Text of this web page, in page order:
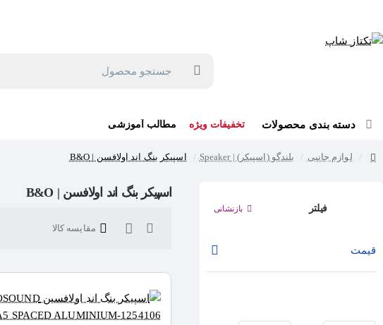
دسته بندی محصولات تخفیفات ویژه مطالب آموزشی
لوازم جانبی بلندگو (اسپیکر) | Speaker اسپیکر بنگ اند اولافسن | B&O
فیلتر بازنشانی
قیمت
اسپیکر بنگ اند اولافسن | B&O
مقایسه کالا